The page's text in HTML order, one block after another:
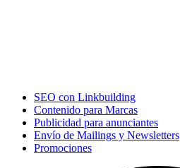
SEO con Linkbuilding
Contenido para Marcas
Publicidad para anunciantes
Envío de Mailings y Newsletters
Promociones